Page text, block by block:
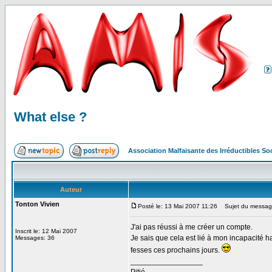
What else ?
Association Malfaisante des Irréductibles
Auteur
Tonton Vivien
Inscrit le: 12 Mai 2007
Messages: 36
Posté le: 13 Mai 2007 11:26 Sujet du
J'ai pas réussi à me créer un compte.
Je sais que cela est lié à mon incapacité
fesses ces prochains jours.